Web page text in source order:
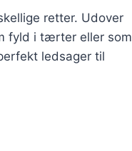
retter. Udover
fyld i tærter eller som
ledsager til